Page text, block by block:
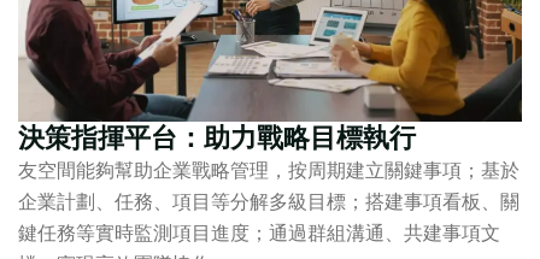
決策指揮平台：助力戰略目標執行
友空間能夠幫助企業戰略管理，按周期建立關鍵事項；基於
企業計劃、任務、項目等分解多級目標；搭建事項看板、關
鍵任務等實時監測項目進度；通過群組溝通、共建事項文